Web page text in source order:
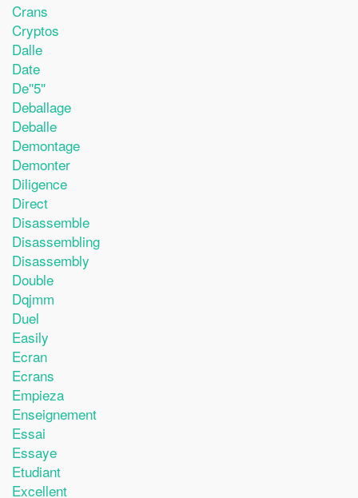
Crans
Cryptos
Dalle
Date
De''5''
Deballage
Deballe
Demontage
Demonter
Diligence
Direct
Disassemble
Disassembling
Disassembly
Double
Dqjmm
Duel
Easily
Ecran
Ecrans
Empieza
Enseignement
Essai
Essaye
Etudiant
Excellent